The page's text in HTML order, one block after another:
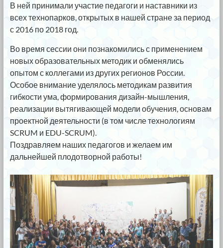
В ней принимали участие педагоги и наставники из
всех технопарков, открытых в нашей стране за период
с 2016 по 2018 год.
Во время сессии они познакомились с применением
новых образовательных методик и обменялись
опытом с коллегами из других регионов России.
Особое внимание уделялось методикам развития
гибкости ума, формирования дизайн-мышления,
реализации вытягивающей модели обучения, основам
проектной деятельности (в том числе технологиям
SCRUM и EDU-SCRUM).
Поздравляем наших педагогов и желаем им
дальнейшей плодотворной работы!